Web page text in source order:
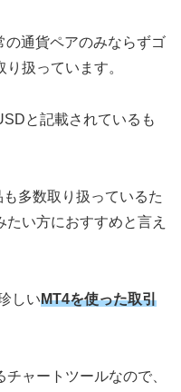
通貨ペアのみならずゴ
扱っています。
と記載されているも
多数取り扱っているた
い方におすすめと言え
しいMT4を使った取引
ャートツールなので、